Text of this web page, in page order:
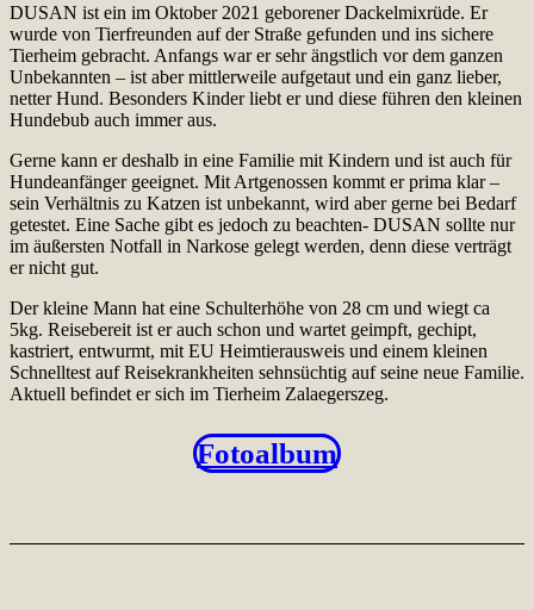
DUSAN ist ein im Oktober 2021 geborener Dackelmixrüde. Er
wurde von Tierfreunden auf der Straße gefunden und ins sichere
Tierheim gebracht. Anfangs war er sehr ängstlich vor dem ganzen
Unbekannten – ist aber mittlerweile aufgetaut und ein ganz lieber,
netter Hund. Besonders Kinder liebt er und diese führen den kleinen
Hundebub auch immer aus.
Gerne kann er deshalb in eine Familie mit Kindern und ist auch für
Hundeanfänger geeignet. Mit Artgenossen kommt er prima klar –
sein Verhältnis zu Katzen ist unbekannt, wird aber gerne bei Bedarf
getestet. Eine Sache gibt es jedoch zu beachten- DUSAN sollte nur
im äußersten Notfall in Narkose gelegt werden, denn diese verträgt
er nicht gut.
Der kleine Mann hat eine Schulterhöhe von 28 cm und wiegt ca
5kg. Reisebereit ist er auch schon und wartet geimpft, gechipt,
kastriert, entwurmt, mit EU Heimtierausweis und einem kleinen
Schnelltest auf Reisekrankheiten sehnsüchtig auf seine neue Familie.
Aktuell befindet er sich im Tierheim Zalaegerszeg.
Fotoalbum